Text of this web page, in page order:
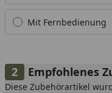
Mit Fernbedienung
Empfohlenes
Diese Zubehörartikel